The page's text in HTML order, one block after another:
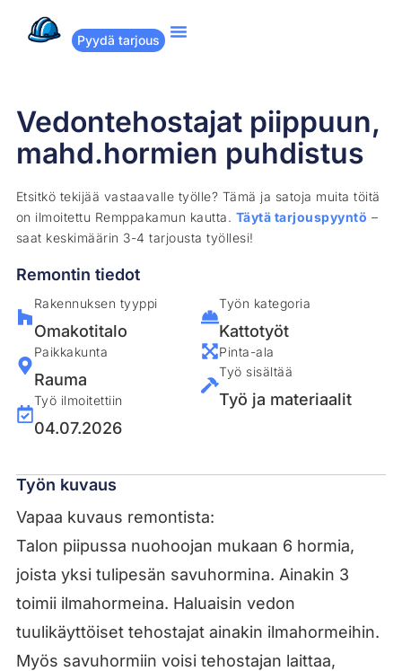
Pyydä tarjous
Vedontehostajat piippuun,
mahd.hormien puhdistus
Etsitkö tekijää vastaavalle työlle? Tämä ja satoja muita töitä
on ilmoitettu Remppakamun kautta. Täytä tarjouspyyntö –
saat keskimäärin 3-4 tarjousta työllesi!
Remontin tiedot
Rakennuksen tyyppi
Omakotitalo
Paikkakunta
Rauma
Työ ilmoitettiin
04.07.2026
Työn kategoria
Kattotyöt
Pinta-ala
Työ sisältää
Työ ja materiaalit
Työn kuvaus
Vapaa kuvaus remontista:
Talon piipussa nuohoojan mukaan 6 hormia,
joista yksi tulipesän savuhormina. Ainakin 3
toimii ilmahormeina. Haluaisin vedon
tuulikäyttöiset tehostajat ainakin ilmahormeihin.
Myös savuhormiin voisi tehostajan laittaa,